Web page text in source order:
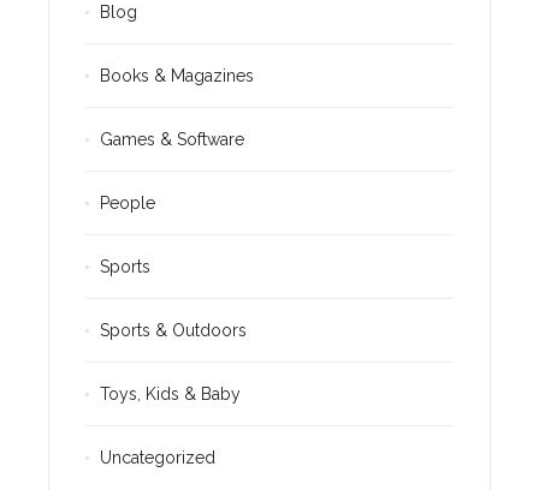
Blog
Books & Magazines
Games & Software
People
Sports
Sports & Outdoors
Toys, Kids & Baby
Uncategorized